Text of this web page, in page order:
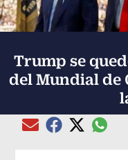
Trump se
del Mundial de
Compartir el artículo
Compartir el
Compartir